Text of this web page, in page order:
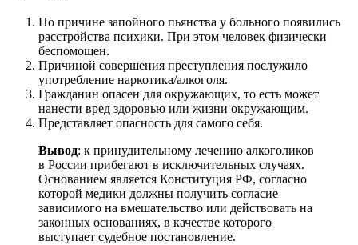
По причине запойного пьянства у больного появились
расстройства психики. При этом человек физически
беспомощен.
Причиной совершения преступления послужило
употребление наркотика/алкоголя.
Гражданин опасен для окружающих, то есть может
нанести вред здоровью или жизни окружающим.
Представляет опасность для самого себя.
Вывод: к принудительному лечению алкоголиков
в России прибегают в исключительных случаях.
Основанием является Конституция РФ, согласно
которой медики должны получить согласие
зависимого на вмешательство или действовать на
законных основаниях, в качестве которого
выступает судебное постановление.